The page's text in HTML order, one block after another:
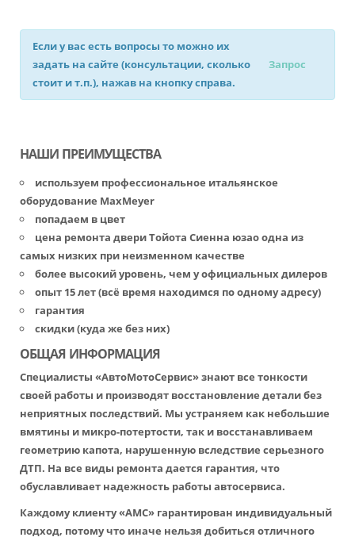
Если у вас есть вопросы то можно их
задать на сайте (консультации, сколько
стоит и т.п.), нажав на кнопку справа.
Запрос
НАШИ ПРЕИМУЩЕСТВА
используем профессиональное итальянское
оборудование MaxMeyer
попадаем в цвет
цена ремонта двери Тойота Сиенна юзао одна из
самых низких при неизменном качестве
более высокий уровень, чем у официальных дилеров
опыт 15 лет (всё время находимся по одному адресу)
гарантия
скидки (куда же без них)
ОБЩАЯ ИНФОРМАЦИЯ
Специалисты «АвтоМотоСервис» знают все тонкости
своей работы и производят восстановление детали без
неприятных последствий. Мы устраняем как небольшие
вмятины и микро-потертости, так и восстанавливаем
геометрию капота, нарушенную вследствие серьезного
ДТП. На все виды ремонта дается гарантия, что
обуславливает надежность работы автосервиса.
Каждому клиенту «АМС» гарантирован индивидуальный
подход, потому что иначе нельзя добиться отличного